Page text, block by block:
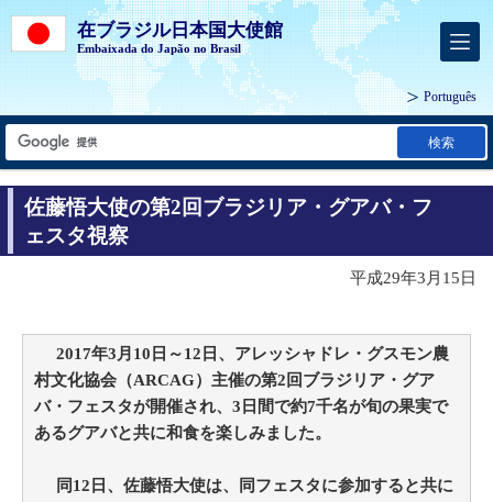
在ブラジル日本国大使館
Embaixada do Japão no Brasil
Português
検索
佐藤悟大使の第2回ブラジリア・グアバ・フ
ェスタ視察
平成29年3月15日
2017年3月10日～12日、アレッシャドレ・グスモン農
村文化協会（ARCAG）主催の第2回ブラジリア・グア
バ・フェスタが開催され、3日間で約7千名が旬の果実で
あるグアバと共に和食を楽しみました。
同12日、佐藤悟大使は、同フェスタに参加すると共に